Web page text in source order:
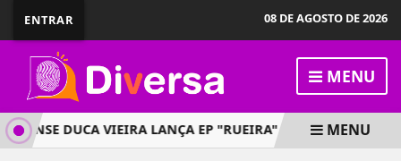
ENTRAR 08 DE AGOSTO DE 2026
MENU
DUCA VIEIRA LANÇA EP "RUEIRA" NAS PLATAFORMAS
MENU